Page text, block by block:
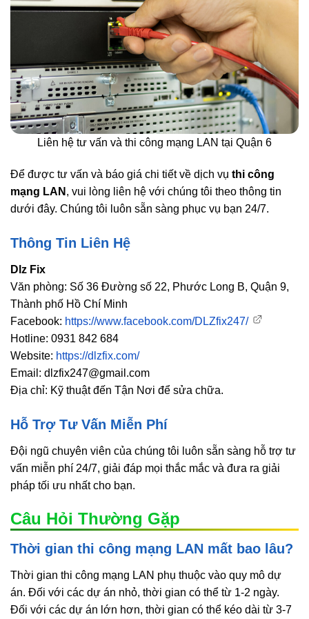
Liên hệ tư vấn và thi công mạng LAN tại Quận 6
Để được tư vấn và báo giá chi tiết về dịch vụ thi công
mạng LAN , vui lòng liên hệ với chúng tôi theo thông tin
dưới đây. Chúng tôi luôn sẵn sàng phục vụ bạn 24/7.
Thông Tin Liên Hệ
Dlz Fix
Văn phòng: Số 36 Đường số 22, Phước Long B, Quận 9,
Thành phố Hồ Chí Minh
Facebook: https://www.facebook.com/DLZfix247/
Hotline: 0931 842 684
Website: https://dlzfix.com/
Email: dlzfix247@gmail.com
Địa chỉ: Kỹ thuật đến Tận Nơi để sửa chữa.
Hỗ Trợ Tư Vấn Miễn Phí
Đội ngũ chuyên viên của chúng tôi luôn sẵn sàng hỗ trợ tư
vấn miễn phí 24/7, giải đáp mọi thắc mắc và đưa ra giải
pháp tối ưu nhất cho bạn.
Câu Hỏi Thường Gặp
Thời gian thi công mạng LAN mất bao lâu?
Thời gian thi công mạng LAN phụ thuộc vào quy mô dự
án. Đối với các dự án nhỏ, thời gian có thể từ 1-2 ngày.
Đối với các dự án lớn hơn, thời gian có thể kéo dài từ 3-7